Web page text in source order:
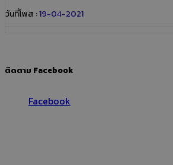
วันที่โพส :19-04-2021
ติดตาม Facebook
Facebook